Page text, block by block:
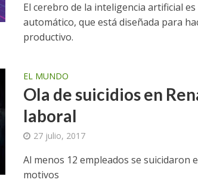
El cerebro de la inteligencia artificial
automático, que está diseñada para
productivo.
EL MUNDO
Ola de suicidios en
laboral
27 julio, 2017
Al menos 12 empleados se suicidaron
motivos